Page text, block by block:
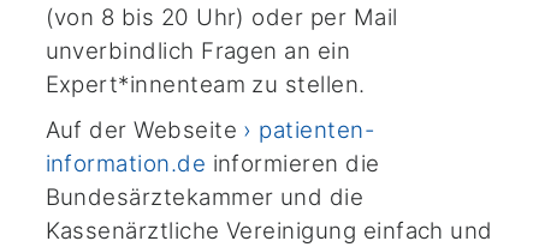
(von 8 bis 20 Uhr) oder per Mail
unverbindlich Fragen an ein
Expert*innenteam zu stellen.
Auf der Webseite › patienten-
information.de informieren die
Bundesärztekammer und die
Kassenärztliche Vereinigung einfach und